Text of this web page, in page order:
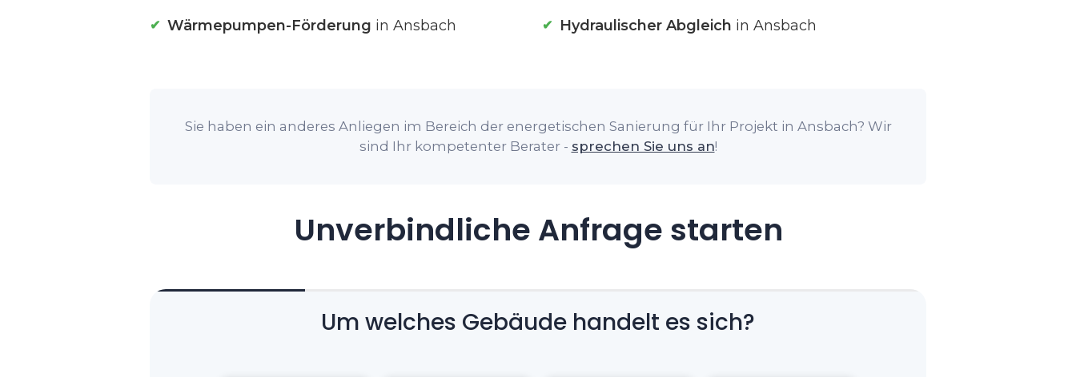
Wärmepumpen-Förderung in Ansbach Hydraulischer Abgleich in Ansbach
Sie haben ein anderes Anliegen im Bereich der energetischen Sanierung für Ihr Projekt in Ansbach? Wir
sind Ihr kompetenter Berater - sprechen Sie uns an!
Unverbindliche Anfrage starten